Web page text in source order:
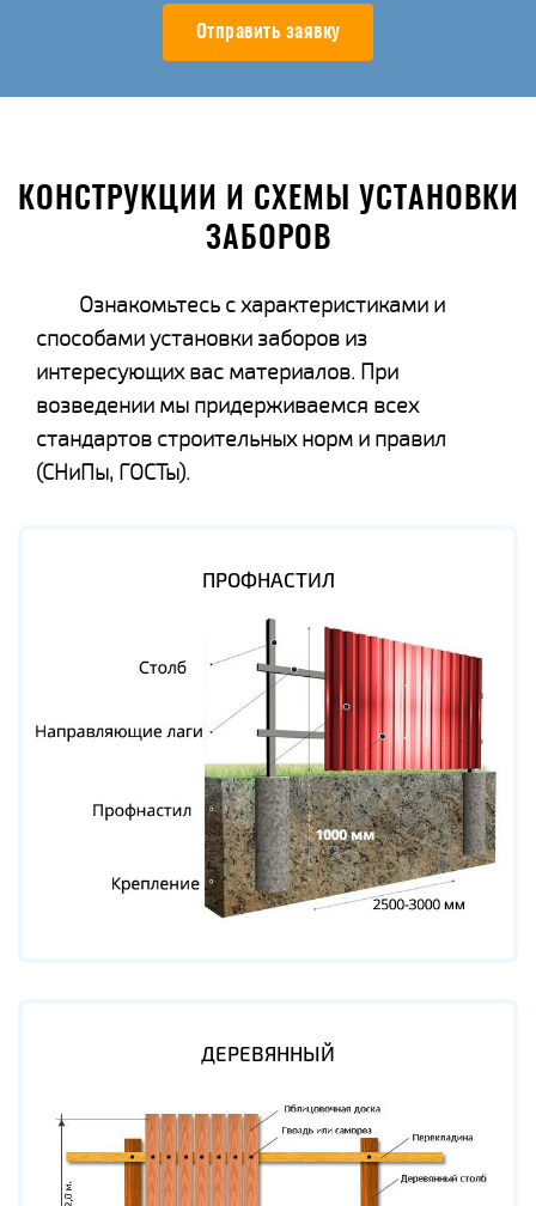
Отправить заявку
КОНСТРУКЦИИ И СХЕМЫ УСТАНОВКИ
ЗАБОРОВ
Ознакомьтесь с характеристиками и
способами установки заборов из
интересующих вас материалов. При
возведении мы придерживаемся всех
стандартов строительных норм и правил
(СНиПы, ГОСТы).
ПРОФНАСТИЛ
ДЕРЕВЯННЫЙ